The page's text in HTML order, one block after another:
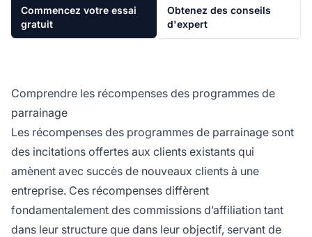
Commencez votre essai
gratuit
Obtenez des conseils
d'expert
Comprendre les récompenses des programmes de
parrainage
Les récompenses des programmes de parrainage sont
des incitations offertes aux clients existants qui
amènent avec succès de nouveaux clients à une
entreprise. Ces récompenses diffèrent
fondamentalement des commissions d’affiliation tant
dans leur structure que dans leur objectif, servant de